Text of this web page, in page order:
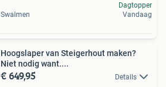
Swalmen
Dagtopper
Vandaag
Hoogslaper van Steigerhout maken?
Niet nodig want....
€ 649,95 Details